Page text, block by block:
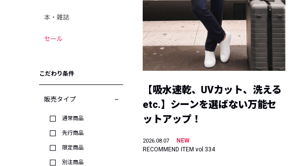
本・雑誌
セール
こだわり条件
販売タイプ
通常商品
先行商品
限定商品
別注商品
【吸水速乾、UVカット、洗える
etc.】シーンを選ばない万能セ
ットアップ！
2026.08.07
NEW
RECOMMEND ITEM vol.334